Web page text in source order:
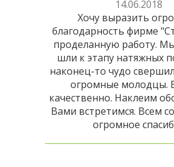
14.06.2018
Хочу выразить
благодарность фирме
проделанную работу.
шли к этапу натяжных
наконец-то чудо
огромные молодцы.
качественно. Наклеим
Вами встретимся. Всем
огромное